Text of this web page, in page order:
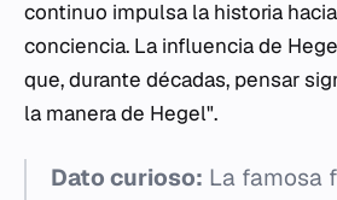
continuo impulsa la historia
conciencia. La influencia de
que, durante décadas, pensar
la manera de Hegel".
Dato curioso: La famosa